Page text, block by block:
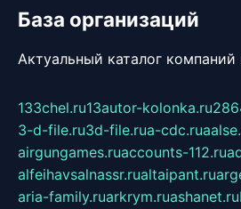
База организаций
Актуальный каталог
133chel.ru13autor-kolonka.ru
3-d-file.ru3d-file.rua-cdc.ru
airgungames.ruaccounts-112.ru
alfeihavsalnassr.rualtaipant.ru
aria-family.ruarkrym.ruashanet.ru